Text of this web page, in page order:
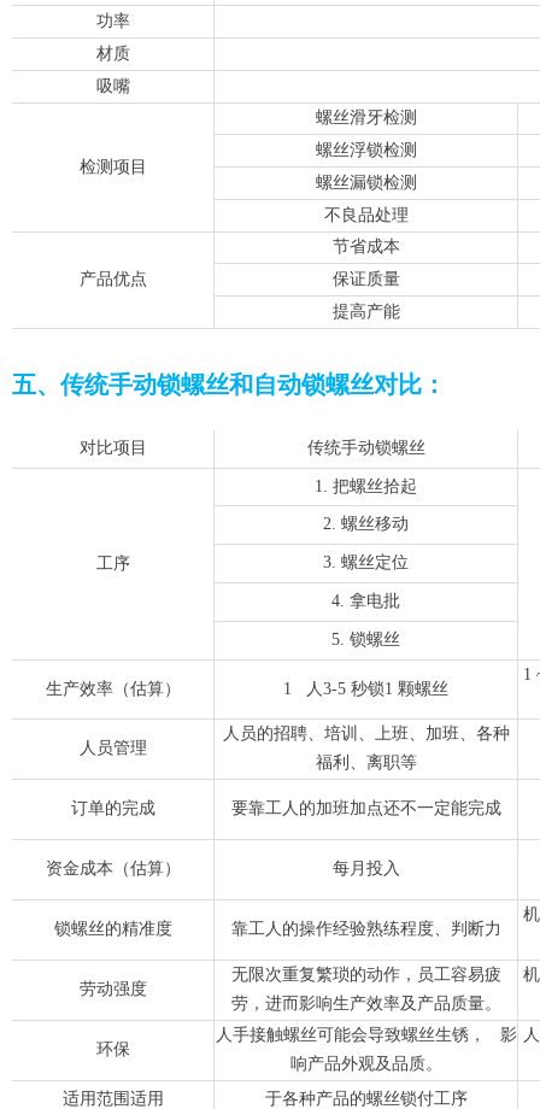
功率
材质
吸嘴
检测项目
螺丝滑牙检测
螺丝浮锁检测
螺丝漏锁检测
不良品处理
产品优点
节省成本
保证质量
提高产能
五、传统手动锁螺丝和自动锁螺丝对比：
对比项目 传统手动锁螺丝
工序
1. 把螺丝拾起
2. 螺丝移动
3. 螺丝定位
4. 拿电批
5. 锁螺丝
生产效率（估算） 1 人3-5 秒锁1 颗螺丝
1
人员管理
人员的招聘、培训、上班、加班、各种
福利、离职等
订单的完成 要靠工人的加班加点还不一定能完成
资金成本（估算） 每月投入
锁螺丝的精准度 靠工人的操作经验熟练程度、判断力
劳动强度
无限次重复繁琐的动作，员工容易疲
劳，进而影响生产效率及产品质量。
环保
人手接触螺丝可能会导致螺丝生锈， 影
响产品外观及品质。
适用范围适用 于各种产品的螺丝锁付工序